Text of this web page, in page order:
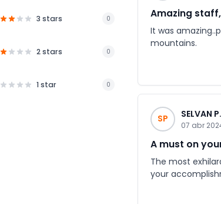
3 stars 0
2 stars 0
1 star 0
Amazing
It was
mountains.
SP SELVAN P.
07 abr
A must on
The most
your